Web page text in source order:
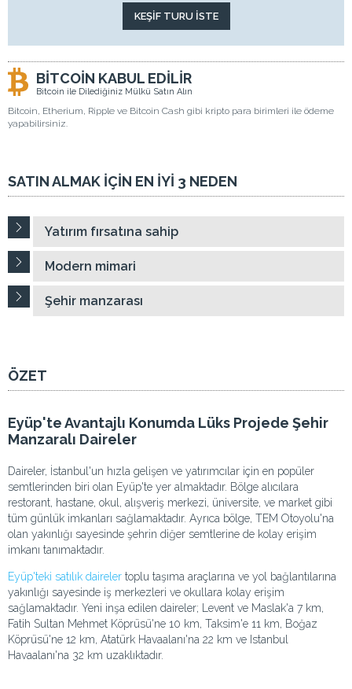
BİTCOİN KABUL EDİLİR
Bitcoin ile Dilediğiniz Mülkü Satın Alın
Bitcoin, Etherium, Ripple ve Bitcoin Cash gibi kripto para birimleri ile ödeme
yapabilirsiniz.
SATIN ALMAK İÇİN EN İYİ 3 NEDEN
Yatırım fırsatına sahip
Modern mimari
Şehir manzarası
ÖZET
Eyüp'te Avantajlı Konumda Lüks Projede Şehir
Manzaralı Daireler
Daireler, İstanbul'un hızla gelişen ve yatırımcılar için en popüler
semtlerinden biri olan Eyüp'te yer almaktadır. Bölge alıcılara
restorant, hastane, okul, alışveriş merkezi, üniversite, ve market gibi
tüm günlük imkanları sağlamaktadır. Ayrıca bölge, TEM Otoyolu'na
olan yakınlığı sayesinde şehrin diğer semtlerine de kolay erişim
imkanı tanımaktadır.
Eyüp'teki satılık daireler toplu taşıma araçlarına ve yol bağlantılarına
yakınlığı sayesinde iş merkezleri ve okullara kolay erişim
sağlamaktadır. Yeni inşa edilen daireler; Levent ve Maslak'a 7 km,
Fatih Sultan Mehmet Köprüsü'ne 10 km, Taksim'e 11 km, Boğaz
Köprüsü'ne 12 km, Atatürk Havaalanı'na 22 km ve Istanbul
Havaalanı'na 32 km uzaklıktadır.